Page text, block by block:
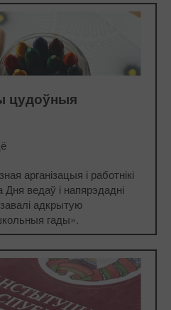
цудоўныя
арганізацыя і работнікі
ведаў і напярэдадні
адкрытую
гады».